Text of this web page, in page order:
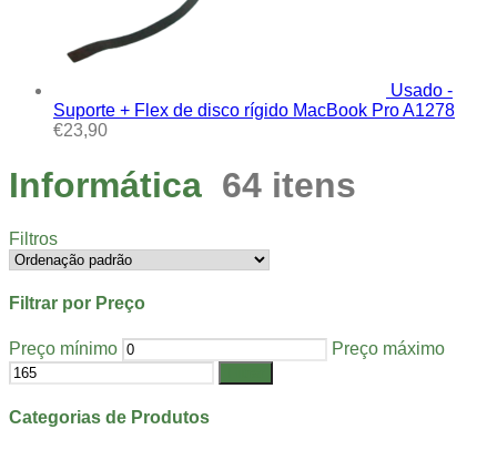
Usado -
Suporte + Flex de disco rígido MacBook Pro A1278
€23,90
Informática 64 itens
Filtros
Filtrar por Preço
Preço mínimo Preço máximo
Categorias de Produtos